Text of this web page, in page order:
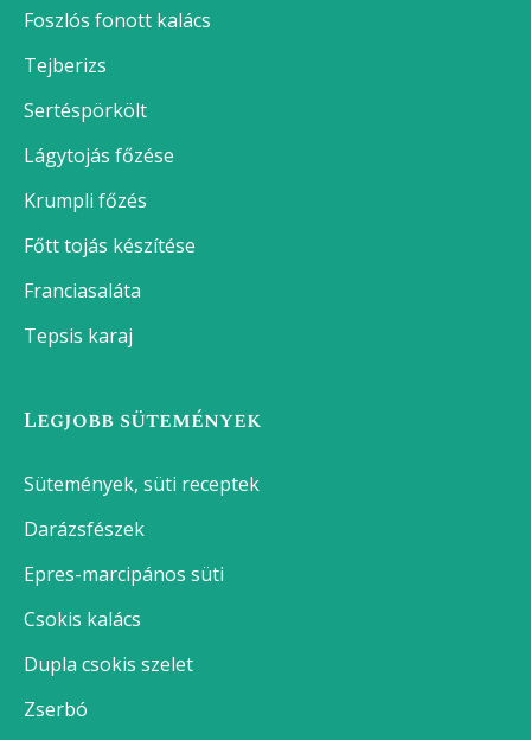
Foszlós fonott kalács
Tejberizs
Sertéspörkölt
Lágytojás főzése
Krumpli főzés
Főtt tojás készítése
Franciasaláta
Tepsis karaj
Legjobb sütemények
Sütemények, süti receptek
Darázsfészek
Epres-marcipános süti
Csokis kalács
Dupla csokis szelet
Zserbó